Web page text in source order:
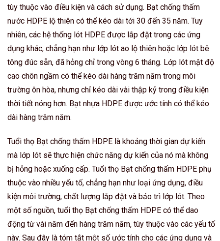
tùy thuộc vào điều kiện và cách sử dụng. Bạt chống thấm
nước HDPE lộ thiên có thể kéo dài tới 30 đến 35 năm. Tuy
nhiên, các hệ thống lót HDPE được lắp đặt trong các ứng
dụng khác, chẳng hạn như lớp lót ao lộ thiên hoặc lớp lót bê
tông đúc sẵn, đã hỏng chỉ trong vòng 6 tháng. Lớp lót mật độ
cao chôn ngầm có thể kéo dài hàng trăm năm trong môi
trường ôn hòa, nhưng chỉ kéo dài vài thập kỷ trong điều kiện
thời tiết nóng hơn. Bạt nhựa HDPE được ước tính có thể kéo
dài hàng trăm năm.
Tuổi thọ Bạt chống thấm HDPE là khoảng thời gian dự kiến ​​
mà lớp lót sẽ thực hiện chức năng dự kiến ​​của nó mà không
bị hỏng hoặc xuống cấp. Tuổi thọ Bạt chống thấm HDPE phụ
thuộc vào nhiều yếu tố, chẳng hạn như loại ứng dụng, điều
kiện môi trường, chất lượng lắp đặt và bảo trì lớp lót. Theo
một số nguồn, tuổi thọ Bạt chống thấm HDPE có thể dao
động từ vài năm đến hàng trăm năm, tùy thuộc vào các yếu tố
này. Sau đây là tóm tắt một số ước tính cho các ứng dụng và